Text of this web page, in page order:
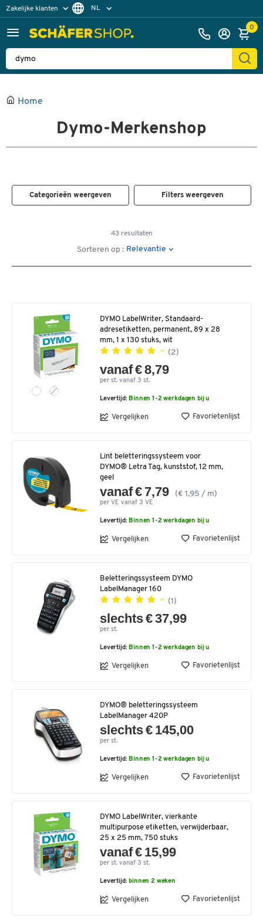
Zakelijke klanten
Particuliere klanten
NL
0
Home
Dymo-Merkenshop
Categorieën weergeven Filters weergeven
43 resultaten
Sorteren op : Relevantie
DYMO LabelWriter, Standaard-
adresetiketten, permanent, 89 x 28
mm, 1 x 130 stuks, wit
(2)
vanaf € 8,79
per st. vanaf 3 st.
Levertijd: Binnen 1-2 werkdagen bij u
Vergelijken Favorietenlijst
Lint beletteringssysteem voor
DYMO® Letra Tag, kunststof, 12 mm,
geel
vanaf € 7,79 (€ 1,95 / m)
per VE vanaf 3 VE
Levertijd: Binnen 1-2 werkdagen bij u
Vergelijken Favorietenlijst
Beletteringssysteem DYMO
LabelManager 160
(1)
slechts € 37,99
per st.
Levertijd: Binnen 1-2 werkdagen bij u
Vergelijken Favorietenlijst
DYMO® beletteringssysteem
LabelManager 420P
slechts € 145,00
per st.
Levertijd: Binnen 1-2 werkdagen bij u
Vergelijken Favorietenlijst
DYMO LabelWriter, vierkante
multipurpose etiketten, verwijderbaar,
25 x 25 mm, 750 stuks
vanaf € 15,99
per st. vanaf 3 st.
Levertijd: binnen 2 weken
Vergelijken Favorietenlijst